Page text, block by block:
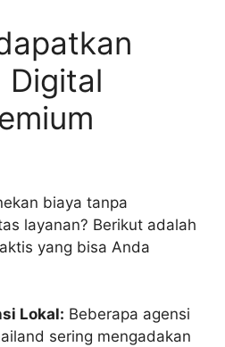
Digital
biaya tanpa
layanan? Berikut adalah
yang bisa Anda
Lokal: Beberapa agensi
sering mengadakan